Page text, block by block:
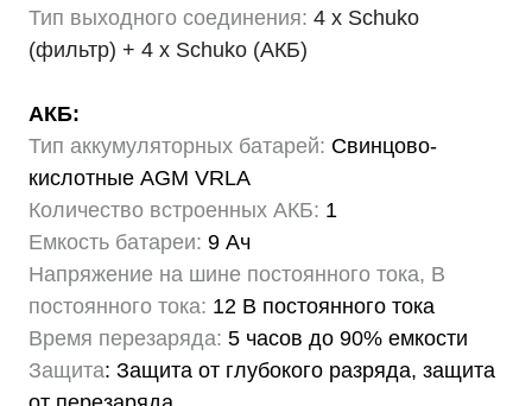
Тип выходного соединения: 4 x Schuko
(фильтр) + 4 x Schuko (АКБ)
АКБ:
Тип аккумуляторных батарей: Свинцово-
кислотные AGM VRLA
Количество встроенных АКБ: 1
Емкость батареи: 9 Ач
Напряжение на шине постоянного тока, В
постоянного тока: 12 В постоянного тока
Время перезаряда: 5 часов до 90% емкости
Защита: Защита от глубокого разряда, защита